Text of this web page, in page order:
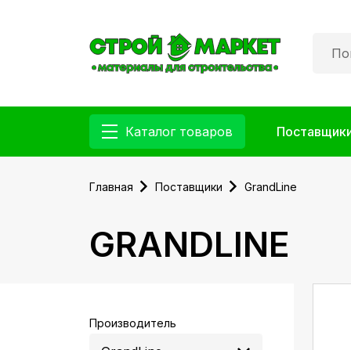
Каталог товаров
Главная Поставщики GrandLine
GRANDLINE
Производитель